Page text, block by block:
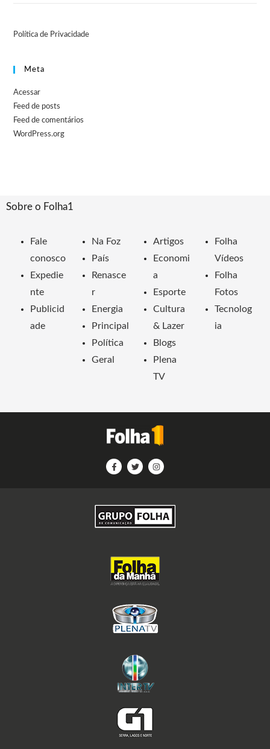
Política de Privacidade
Meta
Acessar
Feed de posts
Feed de comentários
WordPress.org
Sobre o Folha1
Fale
conosco
Expedie
nte
Publicid
ade
Na Foz
País
Renasce
r
Energia
Principal
Política
Geral
Artigos
Economi
a
Esporte
Cultura
& Lazer
Blogs
Plena
TV
Folha
Vídeos
Folha
Fotos
Tecnolog
ia